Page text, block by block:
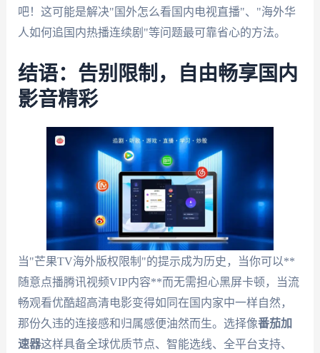
吧！这可能是解决"国外怎么看国内电视直播"、"海外华
人如何追国内热播连续剧"等问题最可靠省心的方法。
结语：告别限制，自由畅享国内
影音精彩
当"芒果TV海外版权限制"的提示成为历史，当你可以**
随意点播腾讯视频VIP内容**而无需担心黑屏卡顿，当流
畅观看优酷超高清电影变得如同在国内家中一样自然，
那份久违的连接感和归属感便油然而生。选择像番茄加
速器这样具备全球优质节点、智能选线、全平台支持、